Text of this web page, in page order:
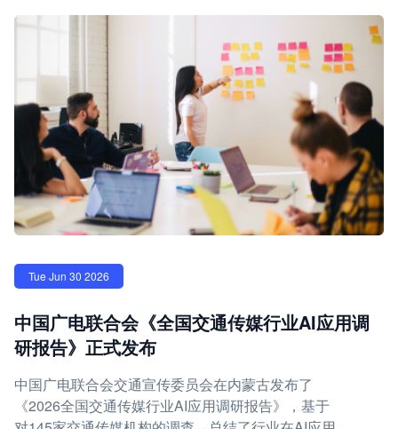
Tue Jun 30 2026
中国广电联合会《全国交通传媒行业AI应用调
研报告》正式发布
中国广电联合会交通宣传委员会在内蒙古发布了
《2026全国交通传媒行业AI应用调研报告》，基于